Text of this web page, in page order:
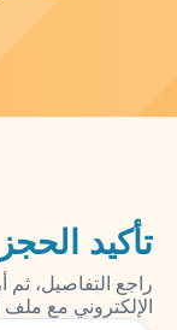
تأكيد الحجز
راجع التفاصيل،
الإلكتروني مع